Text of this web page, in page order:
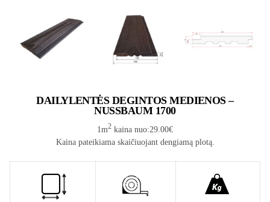
DAILYLENTĖS DEGINTOS MEDIENOS –
NUSSBAUM 1700
1m2 kaina nuo:29.00€
Kaina pateikiama skaičiuojant dengiamą plotą.